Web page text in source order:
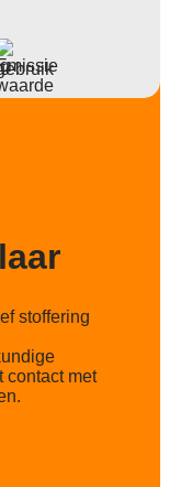
stoffering
contact met